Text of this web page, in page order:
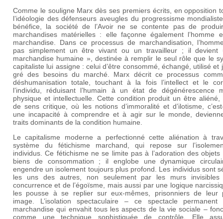
Comme le souligne Marx dès ses premiers écrits, en opposition
l’idéologie des défenseurs aveugles du progressisme
bénéfice, la société de l’Avoir ne se contente pas de
marchandises matérielles : elle façonne également l’homme
marchandise. Dans ce processus de marchandisation,
pas simplement un être vivant ou un travailleur ; il devient
marchandise humaine », destinée à remplir le seul rôle que le
capitaliste lui assigne : celui d’être consommé, échangé, utilisé et
gré des besoins du marché. Marx décrit ce processus
déshumanisation totale, touchant à la fois l’intellect et le
l’individu, réduisant l’humain à un état de dégénérescence
physique et intellectuelle. Cette condition produit un être aliéné,
de sens critique, où les notions d’immoralité et d’ilotisme,
une incapacité à comprendre et à agir sur le monde,
traits dominants de la condition humaine.
Le capitalisme moderne a perfectionné cette aliénation à
système du fétichisme marchand, qui repose sur
individus. Ce fétichisme ne se limite pas à l’adoration des objets
biens de consommation ; il englobe une dynamique
engendre un isolement toujours plus profond. Les individus sont
les uns des autres, non seulement par les murs
concurrence et de l’égoïsme, mais aussi par une logique
les pousse à se replier sur eux-mêmes, prisonniers de leur
image. L’isolation spectaculaire – ce spectacle
marchandise qui envahit tous les aspects de la vie sociale –
comme une technique sophistiquée de contrôle. Elle